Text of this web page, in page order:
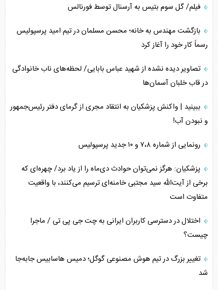
فیلم/ گل سوم بتیس به آرسنال توسط فورنالس
بازگشت مهندس به خانه؛ محسن مسلمان در تیم امید پرسپولیس
رسماً کار خود را آغاز کرد
تصاویر دیده نشده از شهید عباس بابایی/ لحظه‌های ناب خانوادگی
در قاب خلبان آسمان‌ها
ببینید | واکنش پزشکیان به انتقاد مجری از گرمای دفتر رئیس‌جمهور
و نبودن آب!
رونمایی از شماره ۷،۸ و ۱۰ جدید پرسپولیس
پزشکیان: هرگز نمی‌توان حوادث دی‌ماه را از یاد برد/ چهره‌ای که
برخی از آیت‌الله سید مجتبی خامنه‌ای ترسیم می‌کنند، با واقعیت
متفاوت است
اختلال در دسترسی کاربران ایرانی به چت جی پی تی / ماجرا
چیست؟
تغییر بزرگ در تیم هوش مصنوعی گوگل؛ دمیس هاسابیس جابه‌جا
شد